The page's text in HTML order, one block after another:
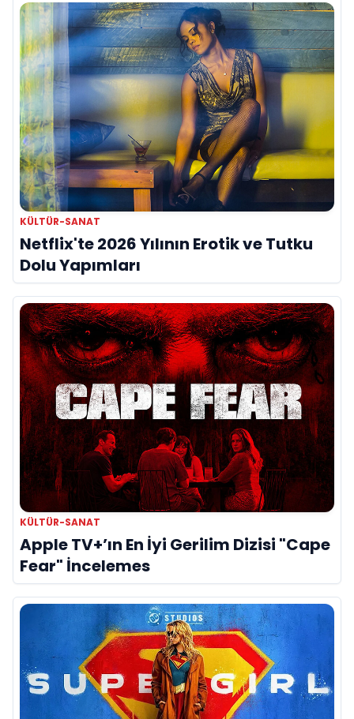
KÜLTÜR-SANAT
Netflix'te 2026 Yılının Erotik ve Tutku
Dolu Yapımları
KÜLTÜR-SANAT
Apple TV+’ın En İyi Gerilim Dizisi "Cape
Fear" İncelemes